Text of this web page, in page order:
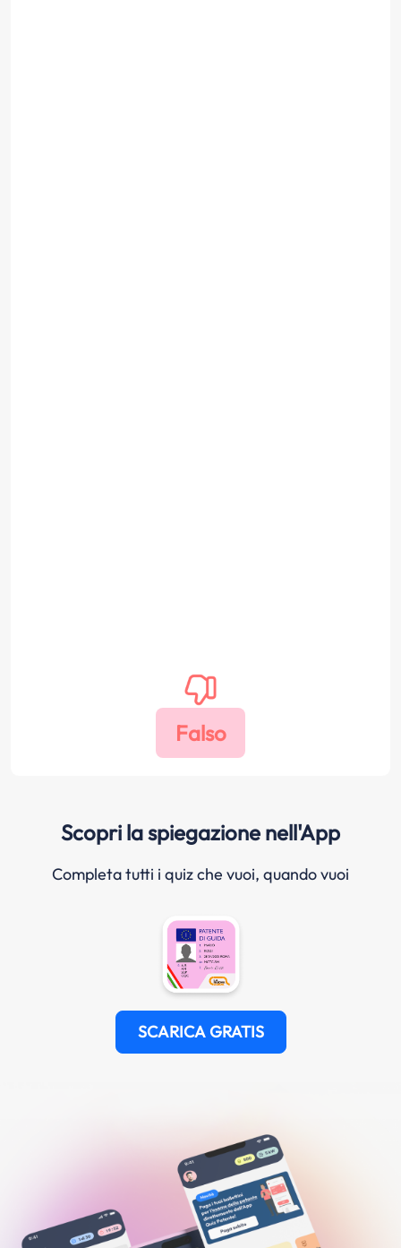
Scopri la spiegazione nell'App
Completa tutti i quiz che vuoi, quando vuoi
SCARICA GRATIS